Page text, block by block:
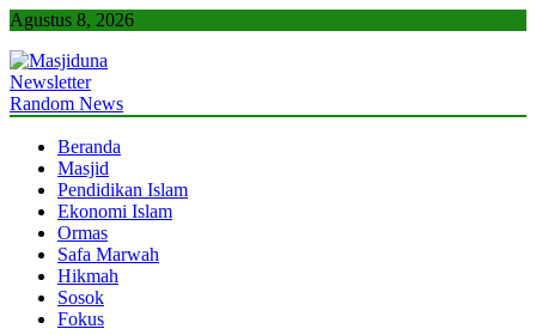
Skip
content
Agustus 8, 2026
Masjiduna
Referensi Berita Islam Indonesia
Newsletter
Random News
Beranda
Masjid
Pendidikan Islam
Ekonomi Islam
Ormas
Safa Marwah
Hikmah
Sosok
Fokus